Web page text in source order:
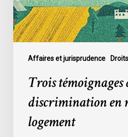
Affaires et jurisprudence
logement
Trois témoignages
discrimination en
logement